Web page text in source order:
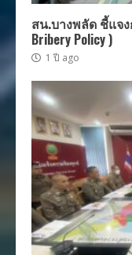
สน.บางพลัด ชี้แจ
Bribery Policy )
1 ปี ago